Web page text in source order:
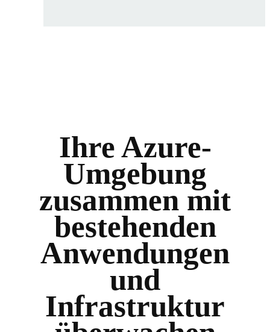
Ihre Azure-
Umgebung
zusammen mit
bestehenden
Anwendungen
und
Infrastruktur